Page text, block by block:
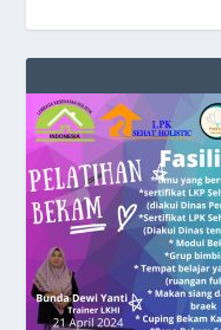
b
9
9
c
a
s
i
o